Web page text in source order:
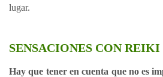
lugar.
SENSACIONES CON REIKI
Hay que tener en cuenta que no es